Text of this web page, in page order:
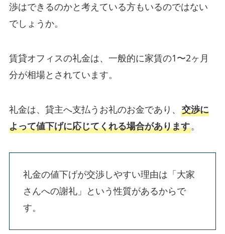
渉はできるのかと考えている方もいるのではない
でしょうか。
賃貸オフィスの礼金は、一般的に家賃の1〜2ヶ月
分が相場とされています。
礼金は、貸主へ支払うお礼のお金であり、 交渉に
よって値下げに応じてくれる場合があります。
礼金の値下げが交渉しやすい理由は「大家
さんへの謝礼」という性質があるからで
す。